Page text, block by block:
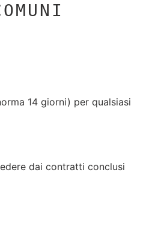
14 giorni) per qualsiasi
dai contratti conclusi